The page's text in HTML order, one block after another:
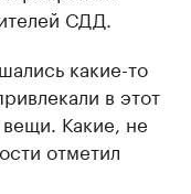
СДД.
какие-то
в этот
Какие, не
отметил